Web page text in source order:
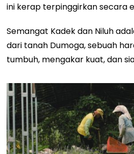
ini kerap terpinggirkan secara
Semangat Kadek dan Niluh
dari tanah Dumoga, sebuah
tumbuh, mengakar kuat, dan